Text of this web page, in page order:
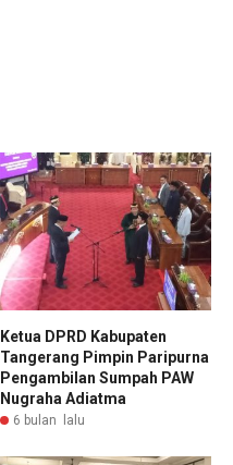
Ketua DPRD Kabupaten
Tangerang Pimpin Paripurna
Pengambilan Sumpah PAW
Nugraha Adiatma
6 bulan lalu